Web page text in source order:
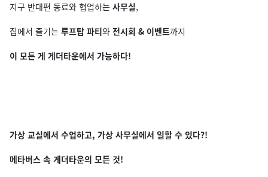
지구 반대편 동료와 협업하는 사무실,
집에서 즐기는 루프탑 파티와 전시회 & 이벤트까지
이 모든 게 게더타운에서 가능하다!
가상 교실에서 수업하고, 가상 사무실에서 일할 수 있다?!
메타버스 속 게더타운의 모든 것!